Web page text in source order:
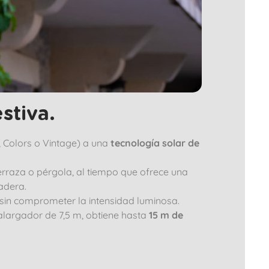
o Vintage) a una tecnología solar de
o pérgola, al tiempo que ofrece una
comprometer la intensidad luminosa.
de 7,5 m, obtiene hasta 15 m de